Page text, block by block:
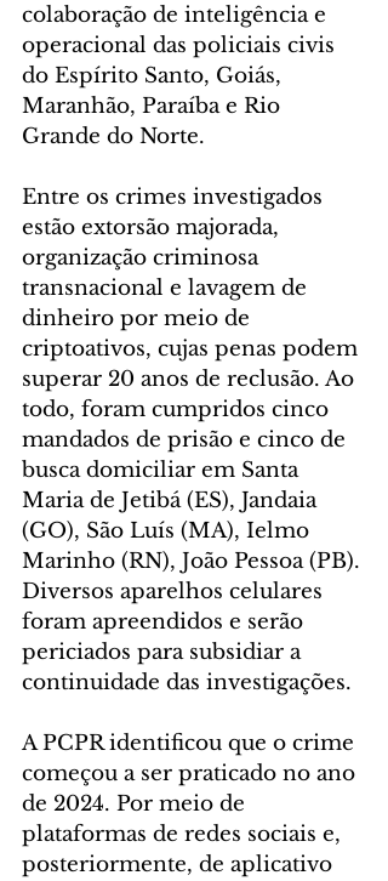
colaboração de inteligência e
operacional das policiais civis
do Espírito Santo, Goiás,
Maranhão, Paraíba e Rio
Grande do Norte.
Entre os crimes investigados
estão extorsão majorada,
organização criminosa
transnacional e lavagem de
dinheiro por meio de
criptoativos, cujas penas podem
superar 20 anos de reclusão. Ao
todo, foram cumpridos cinco
mandados de prisão e cinco de
busca domiciliar em Santa
Maria de Jetibá (ES), Jandaia
(GO), São Luís (MA), Ielmo
Marinho (RN), João Pessoa (PB).
Diversos aparelhos celulares
foram apreendidos e serão
periciados para subsidiar a
continuidade das investigações.
A PCPR identificou que o crime
começou a ser praticado no ano
de 2024. Por meio de
plataformas de redes sociais e,
posteriormente, de aplicativo